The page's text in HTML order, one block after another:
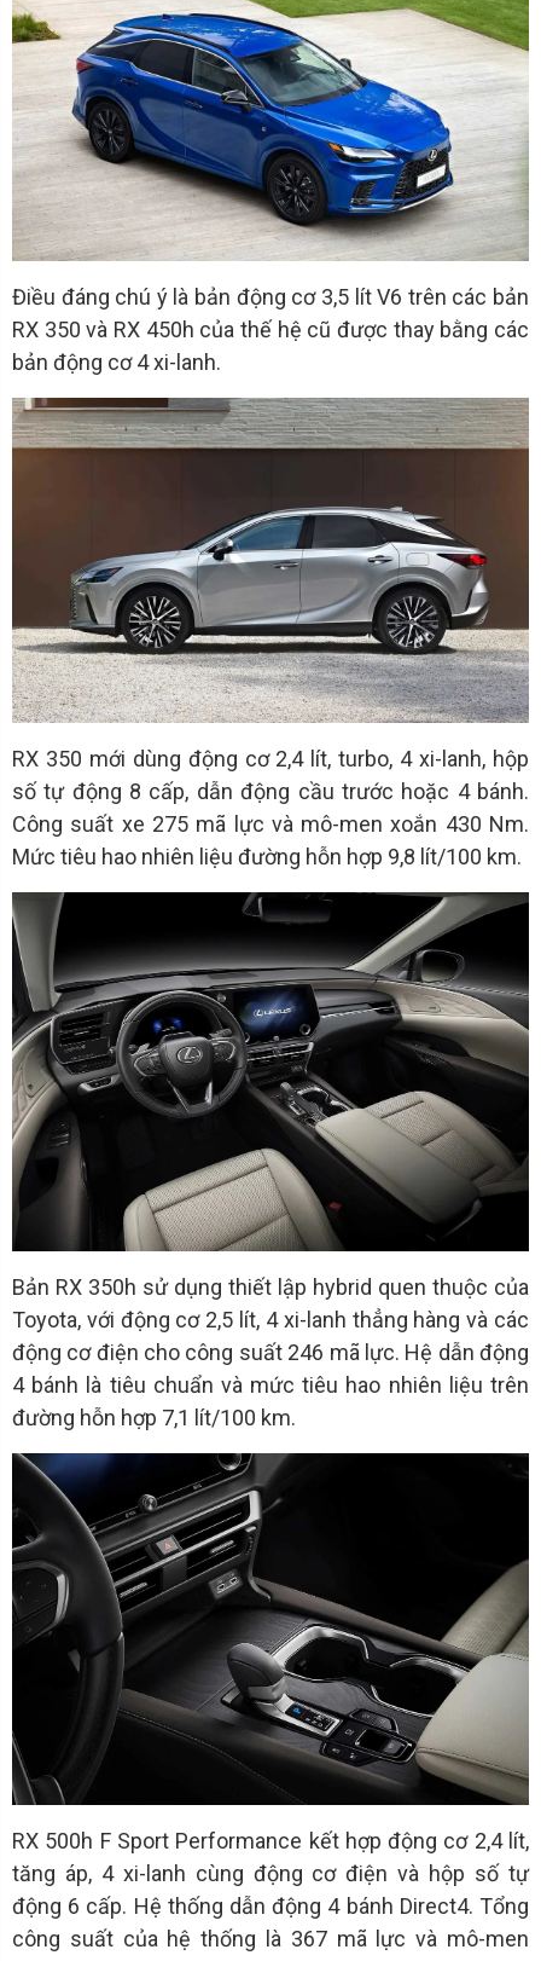
Điều đáng chú ý là bản động cơ 3,5 lít V6 trên các bản
RX 350 và RX 450h của thế hệ cũ được thay bằng các
bản động cơ 4 xi-lanh.
RX 350 mới dùng động cơ 2,4 lít, turbo, 4 xi-lanh, hộp
số tự động 8 cấp, dẫn động cầu trước hoặc 4 bánh.
Công suất xe 275 mã lực và mô-men xoắn 430 Nm.
Mức tiêu hao nhiên liệu đường hỗn hợp 9,8 lít/100 km.
Bản RX 350h sử dụng thiết lập hybrid quen thuộc của
Toyota, với động cơ 2,5 lít, 4 xi-lanh thẳng hàng và các
động cơ điện cho công suất 246 mã lực. Hệ dẫn động
4 bánh là tiêu chuẩn và mức tiêu hao nhiên liệu trên
đường hỗn hợp 7,1 lít/100 km.
RX 500h F Sport Performance kết hợp động cơ 2,4 lít,
tăng áp, 4 xi-lanh cùng động cơ điện và hộp số tự
động 6 cấp. Hệ thống dẫn động 4 bánh Direct4. Tổng
công suất của hệ thống là 367 mã lực và mô-men